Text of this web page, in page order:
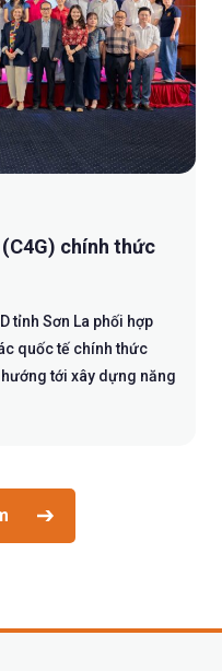
(C4G) chính thức
tỉnh Sơn La phối hợp
quốc tế chính thức
tới xây dựng năng